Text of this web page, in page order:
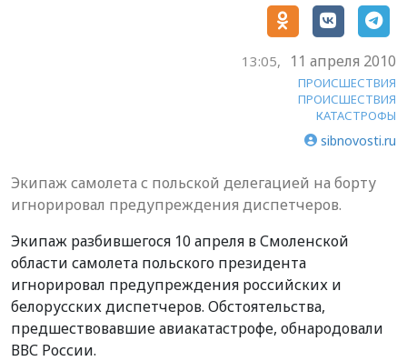
13:05, 11 апреля 2010
ПРОИСШЕСТВИЯ
ПРОИСШЕСТВИЯ
КАТАСТРОФЫ
sibnovosti.ru
Экипаж самолета с польской делегацией на борту
игнорировал предупреждения диспетчеров.
Экипаж разбившегося 10 апреля в Смоленской
области самолета польского президента
игнорировал предупреждения российских и
белорусских диспетчеров. Обстоятельства,
предшествовавшие авиакатастрофе, обнародовали
ВВС России.